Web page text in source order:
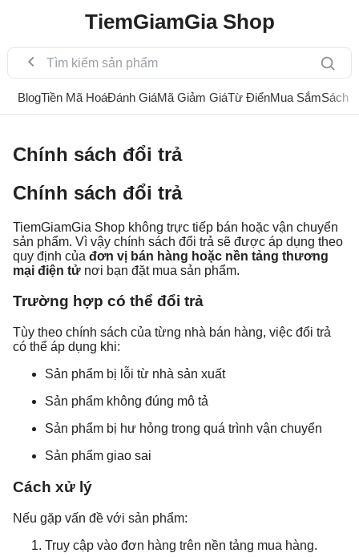
TiemGiamGia Shop
BlogTiền Mã HoáĐánh GiáMã Giảm GiáTừ ĐiểnMua SắmSách
Chính sách đổi trả
Chính sách đổi trả
TiemGiamGia Shop không trực tiếp bán hoặc vận chuyển
sản phẩm. Vì vậy chính sách đổi trả sẽ được áp dụng theo
quy định của đơn vị bán hàng hoặc nền tảng thương
mại điện tử nơi bạn đặt mua sản phẩm.
Trường hợp có thể đổi trả
Tùy theo chính sách của từng nhà bán hàng, việc đổi trả
có thể áp dụng khi:
Sản phẩm bị lỗi từ nhà sản xuất
Sản phẩm không đúng mô tả
Sản phẩm bị hư hỏng trong quá trình vận chuyển
Sản phẩm giao sai
Cách xử lý
Nếu gặp vấn đề với sản phẩm:
Truy cập vào đơn hàng trên nền tảng mua hàng.